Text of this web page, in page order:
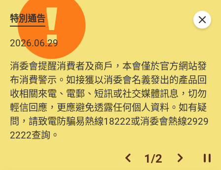
特別通告
2026.06.29
消委會提醒消費者及商戶，本會僅於官方網站發
布消費警示。如接獲以消委會名義發出的產品回
收相關來電、電郵、短訊或社交媒體訊息，切勿
輕信回應，更應避免透露任何個人資料。如有疑
問，請致電防騙易熱線18222或消委會熱線2929
2222查詢。
上一個
1/2 下一個開
關閉